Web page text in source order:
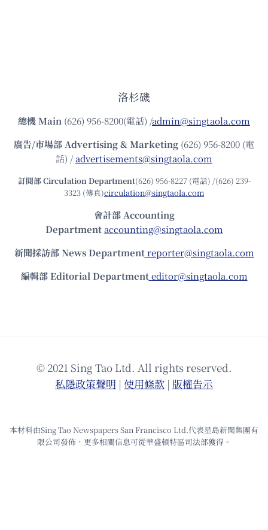
洛杉磯
總機Main (626) 956-8200(電話) /admin@singtaola.com
廣告/市場部Advertising & Marketing (626) 956-8200 (電
話) /advertisements@singtaola.com
訂閱部 Circulation Department(626) 956-8227 (電話) /(626) 239-
3323 (傳真)circulation@singtaola.com
會計部 Accounting
Department accounting@singtaola.com
新聞採訪部 News Department reporter@singtaola.com
編輯部 Editorial Department editor@singtaola.com
© 2021 Sing Tao Ltd. All rights reserved.
私隱政策聲明 | 使⽤條款 | 版權告⽰
本材料由Sing Tao Newspapers San Francisco Ltd.代表星島新聞集團有
限公司發佈，更多相關信息可從華盛頓特區司法部獲得。